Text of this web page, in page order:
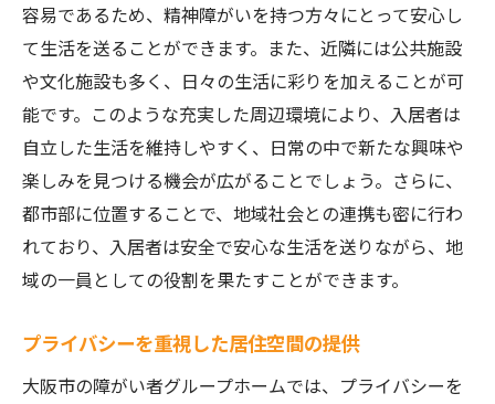
生活支援サービスの種類と内容
安心して暮らせる環境整備の取り組み
都市生活の利便性を享受できる大阪市の障がい
者グループホームの魅力
交通アクセスの良さによる移動の自由
近隣施設との距離感と利用しやすさ
都市部での安全性を考慮した施設設計
地域コミュニティとの連携による支援
性
都市環境の中での自然との調和
容易であるため、精神障がいを持つ方々にとって安心し
て生活を送ることができます。また、近隣には公共施設
や文化施設も多く、日々の生活に彩りを加えることが可
能です。このような充実した周辺環境により、入居者は
自立した生活を維持しやすく、日常の中で新たな興味や
楽しみを見つける機会が広がることでしょう。さらに、
都市部に位置することで、地域社会との連携も密に行わ
れており、入居者は安全で安心な生活を送りながら、地
域の一員としての役割を果たすことができます。
プライバシーを重視した居住空間の提供
大阪市の障がい者グループホームでは、プライバシーを